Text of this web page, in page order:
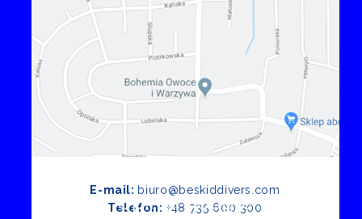
E-mail: biuro@beskiddivers.com
Telefon: +48 735 600 300
Opinie Google